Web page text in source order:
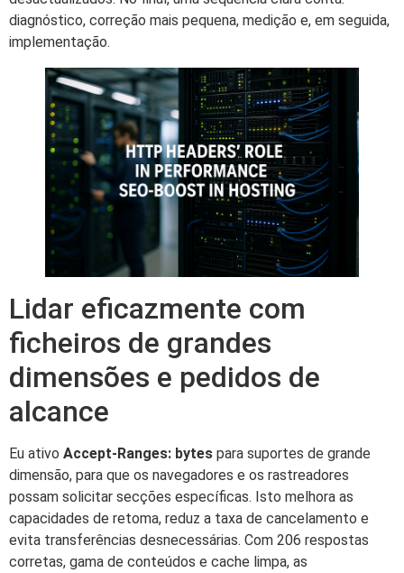
diagnóstico, correção mais pequena, medição e, em seguida,
implementação.
Lidar eficazmente com
ficheiros de grandes
dimensões e pedidos de
alcance
Eu ativo Accept-Ranges: bytes para suportes de grande
dimensão, para que os navegadores e os rastreadores
possam solicitar secções específicas. Isto melhora as
capacidades de retoma, reduz a taxa de cancelamento e
evita transferências desnecessárias. Com 206 respostas
corretas, gama de conteúdos e cache limpa, as